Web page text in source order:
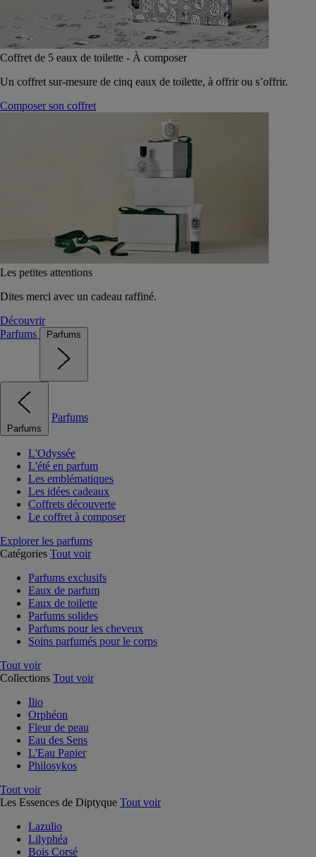
Coffret de 5 eaux de toilette - À composer
Un coffret sur-mesure de cinq eaux de toilette, à offrir ou s’offrir.
Composer son coffret
Les petites attentions
Dites merci avec un cadeau raffiné.
Découvrir
Parfums
Parfums
Parfums
Parfums
L'Odyssée
L'été en parfum
Les emblématiques
Les idées cadeaux
Coffrets découverte
Le coffret à composer
Explorer les parfums
Catégories Tout voir
Parfums exclusifs
Eaux de parfum
Eaux de toilette
Parfums solides
Parfums pour les cheveux
Soins parfumés pour le corps
Tout voir
Collections Tout voir
Ilio
Orphéon
Fleur de peau
Eau des Sens
L'Eau Papier
Philosykos
Tout voir
Les Essences de Diptyque Tout voir
Lazulio
Lilyphéa
Bois Corsé